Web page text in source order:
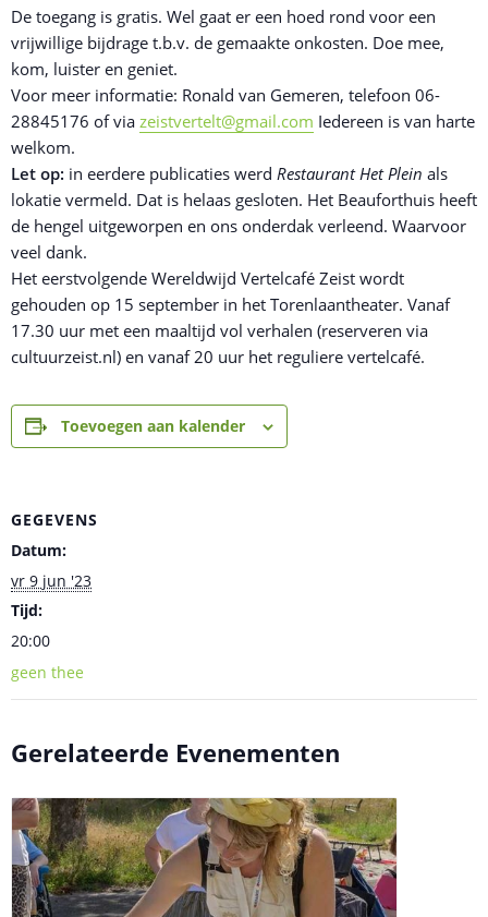
De toegang is gratis. Wel gaat er een hoed rond voor een
vrijwillige bijdrage t.b.v. de gemaakte onkosten. Doe mee,
kom, luister en geniet.
Voor meer informatie: Ronald van Gemeren, telefoon 06-
28845176 of via zeistvertelt@gmail.com Iedereen is van harte
welkom.
Let op: in eerdere publicaties werd Restaurant Het Plein als
lokatie vermeld. Dat is helaas gesloten. Het Beauforthuis heeft
de hengel uitgeworpen en ons onderdak verleend. Waarvoor
veel dank.
Het eerstvolgende Wereldwijd Vertelcafé Zeist wordt
gehouden op 15 september in het Torenlaantheater. Vanaf
17.30 uur met een maaltijd vol verhalen (reserveren via
cultuurzeist.nl) en vanaf 20 uur het reguliere vertelcafé.
Toevoegen aan kalender
GEGEVENS
Datum:
vr 9 jun '23
Tijd:
20:00
geen thee
Gerelateerde Evenementen